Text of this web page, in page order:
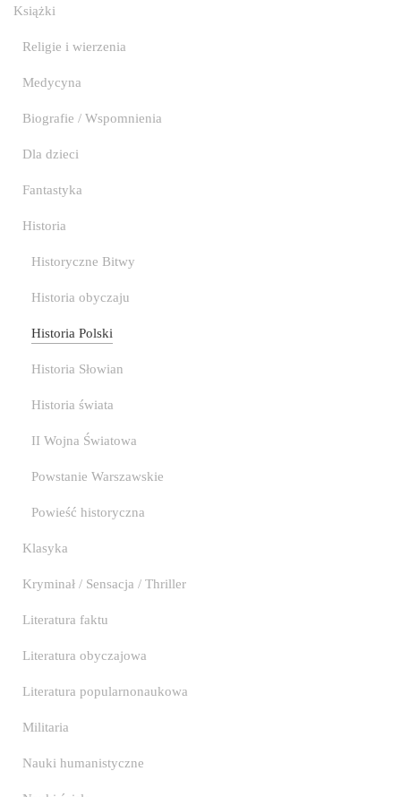
Książki
Religie i wierzenia
Medycyna
Biografie / Wspomnienia
Dla dzieci
Fantastyka
Historia
Historyczne Bitwy
Historia obyczaju
Historia Polski
Historia Słowian
Historia świata
II Wojna Światowa
Powstanie Warszawskie
Powieść historyczna
Klasyka
Kryminał / Sensacja / Thriller
Literatura faktu
Literatura obyczajowa
Literatura popularnonaukowa
Militaria
Nauki humanistyczne